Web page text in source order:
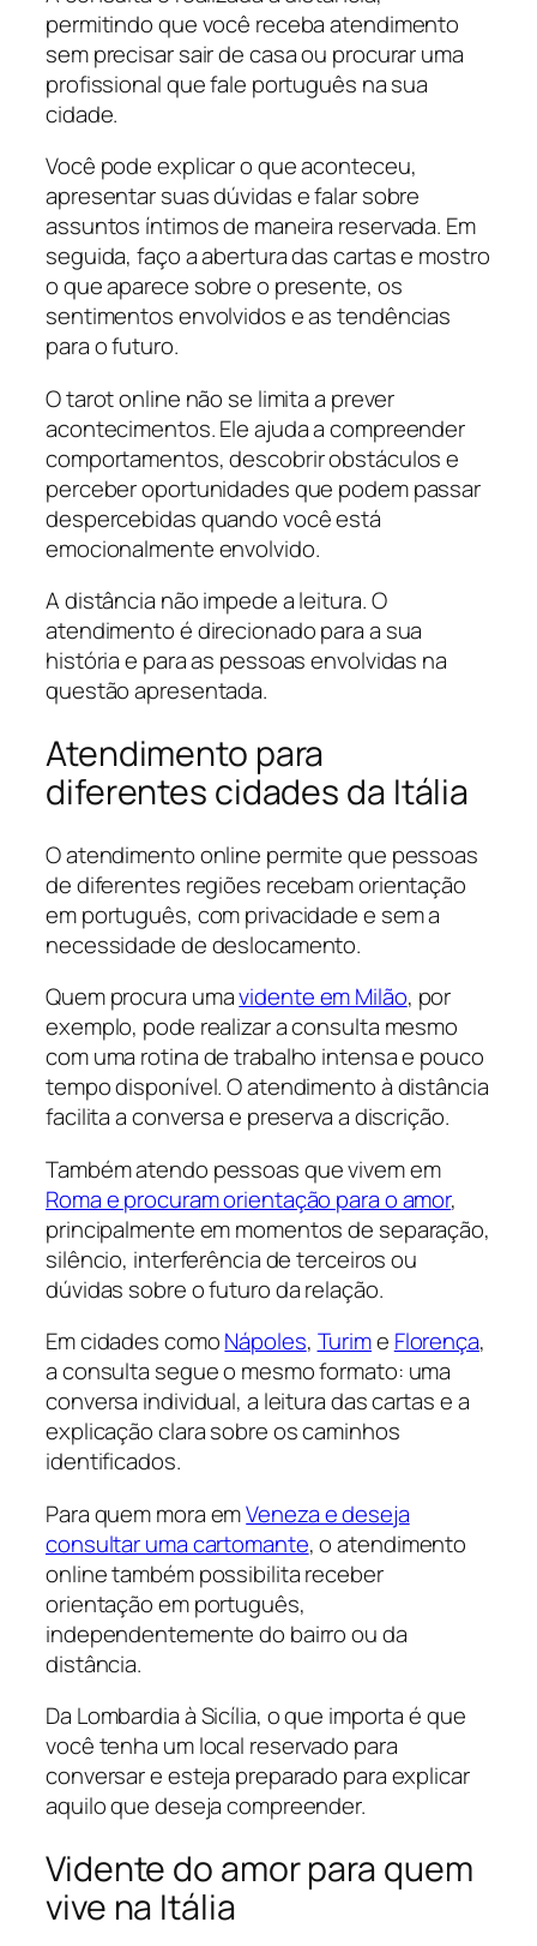
permitindo que você receba atendimento
sem precisar sair de casa ou procurar uma
profissional que fale português na sua
cidade.
Você pode explicar o que aconteceu,
apresentar suas dúvidas e falar sobre
assuntos íntimos de maneira reservada. Em
seguida, faço a abertura das cartas e mostro
o que aparece sobre o presente, os
sentimentos envolvidos e as tendências
para o futuro.
O tarot online não se limita a prever
acontecimentos. Ele ajuda a compreender
comportamentos, descobrir obstáculos e
perceber oportunidades que podem passar
despercebidas quando você está
emocionalmente envolvido.
A distância não impede a leitura. O
atendimento é direcionado para a sua
história e para as pessoas envolvidas na
questão apresentada.
Atendimento para
diferentes cidades da Itália
O atendimento online permite que pessoas
de diferentes regiões recebam orientação
em português, com privacidade e sem a
necessidade de deslocamento.
Quem procura umavidente em Milão, por
exemplo, pode realizar a consulta mesmo
com uma rotina de trabalho intensa e pouco
tempo disponível. O atendimento à distância
facilita a conversa e preserva a discrição.
Também atendo pessoas que vivem em
Roma e procuram orientação para o amor,
principalmente em momentos de separação,
silêncio, interferência de terceiros ou
dúvidas sobre o futuro da relação.
Em cidades comoNápoles, Turime Florença,
a consulta segue o mesmo formato: uma
conversa individual, a leitura das cartas e a
explicação clara sobre os caminhos
identificados.
Para quem mora emVeneza e deseja
consultar uma cartomante, o atendimento
online também possibilita receber
orientação em português,
independentemente do bairro ou da
distância.
Da Lombardia à Sicília, o que importa é que
você tenha um local reservado para
conversar e esteja preparado para explicar
aquilo que deseja compreender.
Vidente do amor para quem
vive na Itália